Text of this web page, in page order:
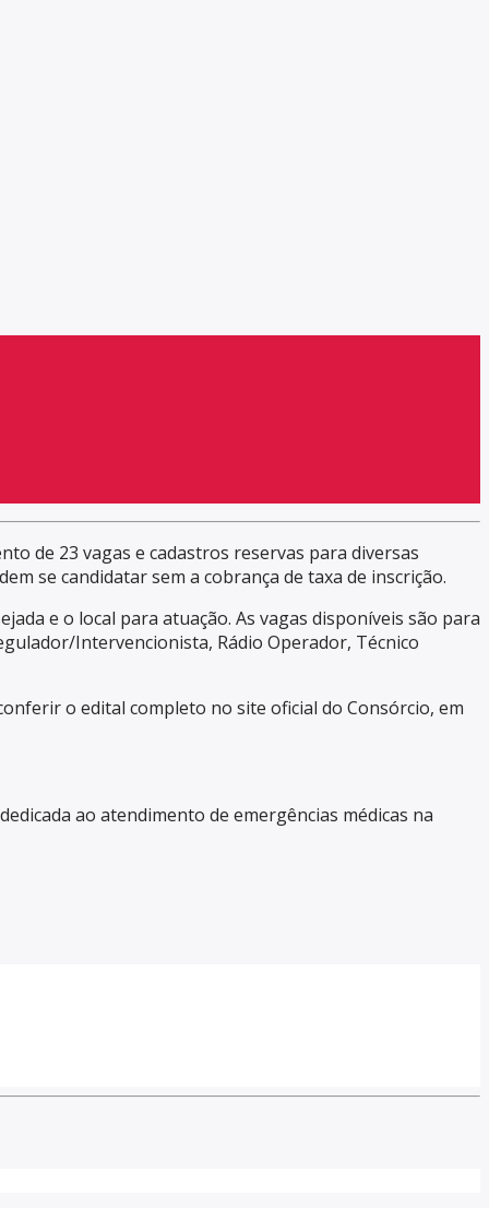
de 23 vagas e cadastros reservas para diversas
se candidatar sem a cobrança de taxa de inscrição.
e o local para atuação. As vagas disponíveis são para
Intervencionista, Rádio Operador, Técnico
o edital completo no site oficial do Consórcio, em
ao atendimento de emergências médicas na